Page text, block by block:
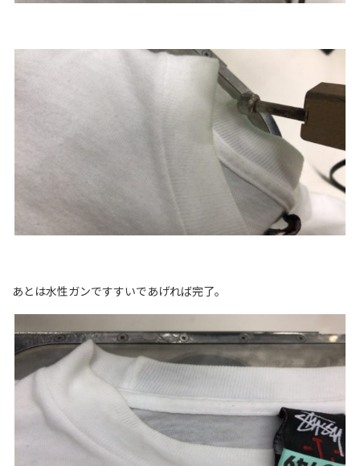
あとは水性ガンですすいであげれば完了。